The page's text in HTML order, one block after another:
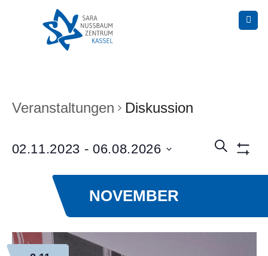
Veranstaltungen Diskussion
Suche
Ansichten,
SUCHE
02.11.2023 - 06.08.2026
NOVEMBER